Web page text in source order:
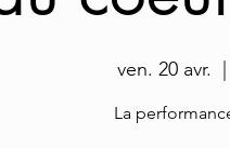
ven. 20 avr.
  |
La